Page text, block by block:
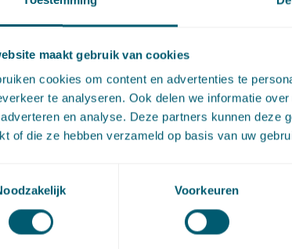
maakt gebruik van cookies
cookies om content en advertenties te
te analyseren. Ook delen we informatie
en analyse. Deze partners kunnen deze
of die ze hebben verzameld op basis van uw
Voorkeuren
16.00 - 18.00 uur Afsluiting en borrel
Workshops
Het nieuwe Wetboek van